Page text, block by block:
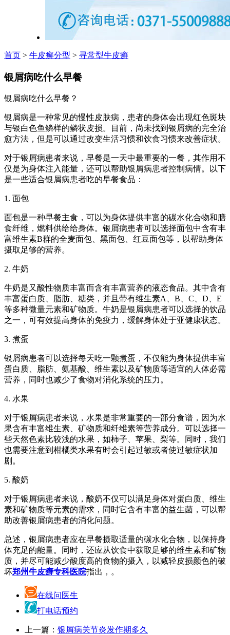
首页 > 牛皮癣分型 > 寻常型牛皮癣
银屑病吃什么早餐
银屑病吃什么早餐？
银屑病是一种常见的慢性皮肤病，患者的身体会出现红色斑块
与银白色鱼鳞样的鳞状皮损。目前，尚未找到银屑病的完全治
愈方法，但是可以通过改变生活习惯和饮食习惯来改善症状。
对于银屑病患者来说，早餐是一天中最重要的一餐，其作用不
仅是为身体注入能量，还可以帮助银屑病患者控制病情。以下
是一些适合银屑病患者吃的早餐食品：
1. 面包
面包是一种早餐主食，可以为身体提供丰富的碳水化合物和膳
食纤维，燃料供给给身体。银屑病患者可以选择面包中含有丰
富维生素B群的全麦面包、黑面包、红豆面包等，以帮助身体
摄取足够的营养。
2. 牛奶
牛奶是又酸性物质丰富而含有丰富营养的液态食品。其中含有
丰富蛋白质、脂肪、糖类，并且带有维生素A、B、C、D、E
等多种微量元素和矿物质。牛奶是银屑病患者可以选择的饮品
之一，可有效提高身体的免疫力，缓解身体处于亚健康状态。
3. 煮蛋
银屑病患者可以选择每天吃一颗煮蛋，不仅能为身体提供丰富
蛋白质、脂肪、氨基酸、维生素以及矿物质等适宜的人体必需
营养，同时也减少了食物对消化系统的压力。
4. 水果
对于银屑病患者来说，水果是非常重要的一部分食谱，因为水
果含有丰富维生素、矿物质和纤维素等营养成分。可以选择一
些天然色素比较浅的水果，如柿子、苹果、梨等。同时，我们
也需要注意到柑橘类水果有时会引起过敏或者使过敏症状加
剧。
5. 酸奶
对于银屑病患者来说，酸奶不仅可以满足身体对蛋白质、维生
素和矿物质等元素的需求，同时它含有丰富的益生菌，可以帮
助改善银屑病患者的消化问题。
总述，银屑病患者应在早餐摄取适量的碳水化合物，以保持身
体充足的能量。同时，还应从饮食中获取足够的维生素和矿物
质，并尽可能减少酸度高的食物的摄入，以减轻皮损颜色的破
坏郑州牛皮癣专科医院指出，。
在线问医生
打电话预约
上一篇： 银屑病关节炎发作期多久